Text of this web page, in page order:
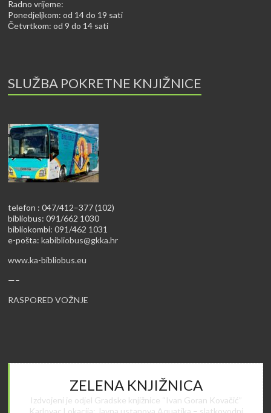
Radno vrijeme:
Ponedjeljkom: od 14 do 19 sati
Četvrtkom: od 9 do 14 sati
SLUŽBA POKRETNE KNJIŽNICE
telefon : 047/412–377 (102)
bibliobus: 091/662 1030
bibliokombi: 091/462 1031
e-pošta:kabibliobus@gkka.hr
www.ka-bibliobus.eu
—–
RASPORED VOŽNJE
ZELENA KNJIŽNICA
Izdvojeni je odjel Gradske knjižnice “Ivan Goran Kovačić”
Karlovac Lokacija: Javna ustanova Aquatika – slatkovodni